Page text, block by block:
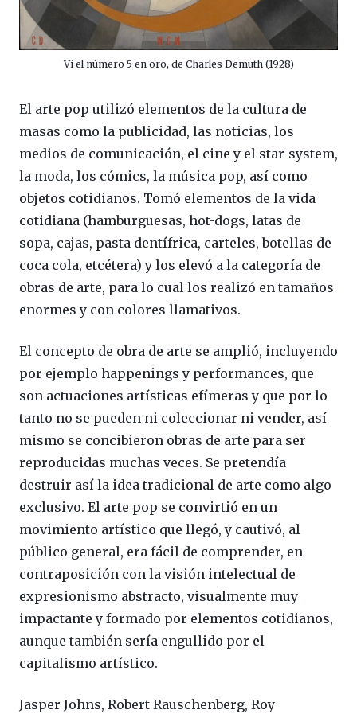
Vi el número 5 en oro, de Charles Demuth (1928)
El arte pop utilizó elementos de la cultura de
masas como la publicidad, las noticias, los
medios de comunicación, el cine y el star-system,
la moda, los cómics, la música pop, así como
objetos cotidianos. Tomó elementos de la vida
cotidiana (hamburguesas, hot-dogs, latas de
sopa, cajas, pasta dentífrica, carteles, botellas de
coca cola, etcétera) y los elevó a la categoría de
obras de arte, para lo cual los realizó en tamaños
enormes y con colores llamativos.
El concepto de obra de arte se amplió, incluyendo
por ejemplo happenings y performances, que
son actuaciones artísticas efímeras y que por lo
tanto no se pueden ni coleccionar ni vender, así
mismo se concibieron obras de arte para ser
reproducidas muchas veces. Se pretendía
destruir así la idea tradicional de arte como algo
exclusivo. El arte pop se convirtió en un
movimiento artístico que llegó, y cautivó, al
público general, era fácil de comprender, en
contraposición con la visión intelectual de
expresionismo abstracto, visualmente muy
impactante y formado por elementos cotidianos,
aunque también sería engullido por el
capitalismo artístico.
Jasper Johns, Robert Rauschenberg, Roy